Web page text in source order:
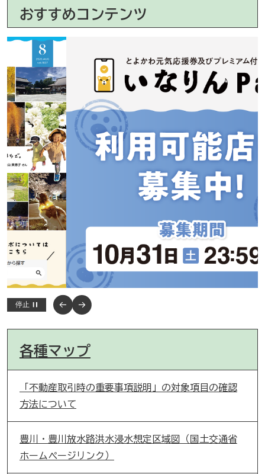
おすすめコンテンツ
停止
各種マップ
「不動産取引時の重要事項説明」の対象項目の確認
方法について
豊川・豊川放水路洪水浸水想定区域図（国土交通省
ホームページリンク）